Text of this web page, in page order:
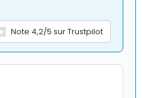
Note 4,2/5 sur Trustpilot